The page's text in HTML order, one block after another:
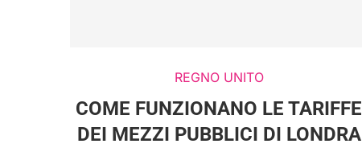
REGNO UNITO
COME FUNZIONANO LE TARIFFE
DEI MEZZI PUBBLICI DI LONDRA